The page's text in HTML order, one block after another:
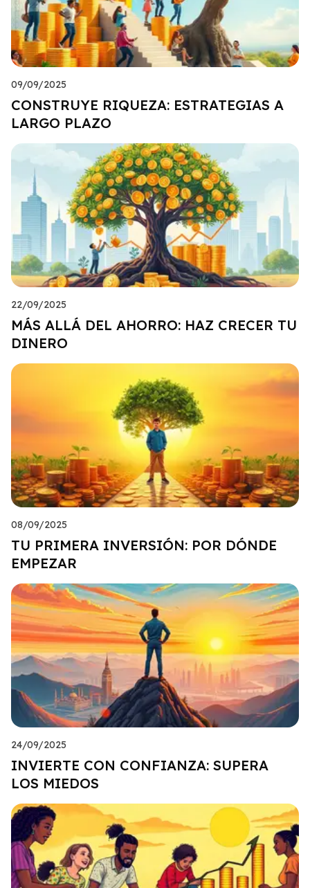
09/09/2025
CONSTRUYE RIQUEZA: ESTRATEGIAS A
LARGO PLAZO
22/09/2025
MÁS ALLÁ DEL AHORRO: HAZ CRECER TU
DINERO
08/09/2025
TU PRIMERA INVERSIÓN: POR DÓNDE
EMPEZAR
24/09/2025
INVIERTE CON CONFIANZA: SUPERA
LOS MIEDOS